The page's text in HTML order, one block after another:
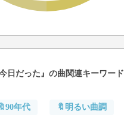
日だった』の曲関連キーワード
年代 🔖明るい曲調